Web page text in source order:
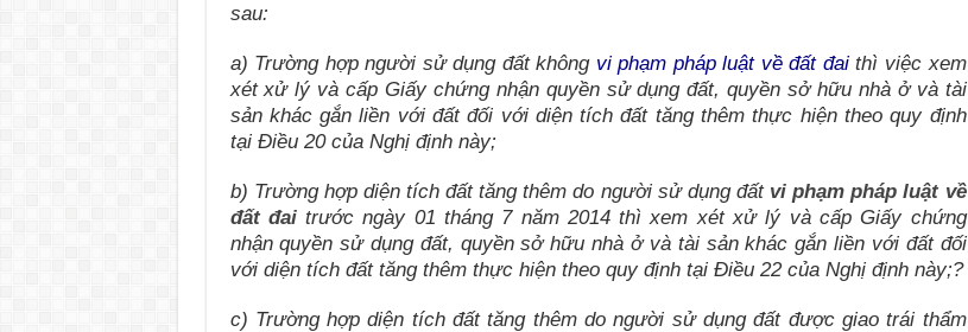
sau:
a) Trường hợpngười sử dụng đất không vi phạm pháp luật về đất đaithì việc xem
xét xử lý và cấp Giấy chứng nhận quyền sử dụng đất, quyền sở hữu nhà ở và tài
sản khác gắn liền với đất đối với diện tích đất tăng thêm thực hiện theo quy định
tại Điều 20 của Nghị định này;
b) Trường hợp diện tích đất tăng thêm do người sử dụng đất vi phạm pháp luật về
đất đaitrước ngày 01 tháng 7 năm 2014 thì xem xét xử lý và cấp Giấy chứng
nhận quyền sử dụng đất, quyền sở hữu nhà ở và tài sản khác gắn liền với đất đối
với diện tích đất tăng thêm thực hiện theo quy định tại Điều 22 của Nghị định này;?
c) Trường hợp diện tích đất tăng thêm do người sử dụng đất được giao trái thẩm